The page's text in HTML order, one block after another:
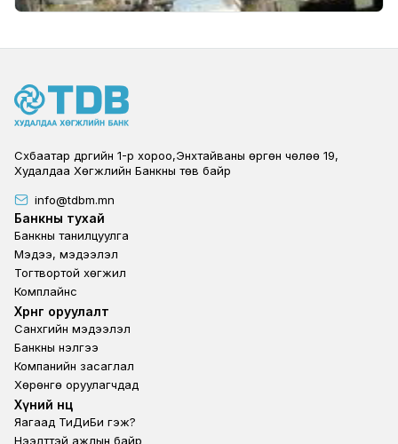
Сүхбаатар дүүргийн 1-р хороо,Энхтайваны өргөн чөлөө 19,
Худалдаа Хөгжлийн Банкны төв байр
info@tdbm.mn
Footer
Банкны тухай
Банкны танилцуулга
Мэдээ, мэдээлэл
Тогтвортой хөгжил
Комплайнс
Footer third
Хөрөнгө оруулалт
Санхүүгийн мэдээлэл
Банкны үнэлгээ
Компанийн засаглал
Хөрөнгө оруулагчдад
Footer second
Хүний нөөц
Яагаад ТиДиБи гэж?
Нээлттэй ажлын байр